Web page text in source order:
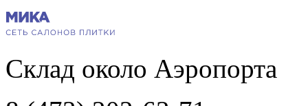
Склад около Аэропорта